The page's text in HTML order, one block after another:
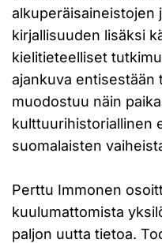
alkuperäisaineistojen
kirjallisuuden lisäksi
kielitieteelliset
ajankuva entisestään
muodostuu näin
kulttuurihistoriallinen
suomalaisten
Perttu Immonen
kuulumattomista
paljon uutta tietoa.